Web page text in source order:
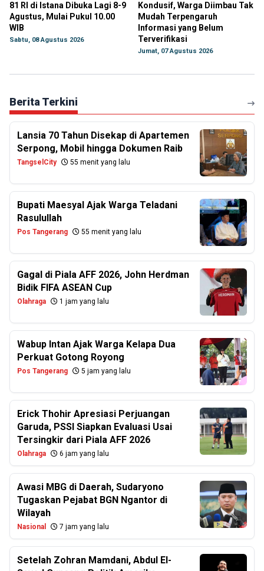
81 RI di Istana Dibuka Lagi 8-9
Agustus, Mulai Pukul 10.00
WIB
Sabtu, 08 Agustus 2026
Kondusif, Warga Diimbau Tak
Mudah Terpengaruh
Informasi yang Belum
Terverifikasi
Jumat, 07 Agustus 2026
Berita Terkini
Lansia 70 Tahun Disekap di Apartemen
Serpong, Mobil hingga Dokumen Raib
TangselCity 55 menit yang lalu
Bupati Maesyal Ajak Warga Teladani
Rasulullah
Pos Tangerang 55 menit yang lalu
Gagal di Piala AFF 2026, John Herdman
Bidik FIFA ASEAN Cup
Olahraga 1 jam yang lalu
Wabup Intan Ajak Warga Kelapa Dua
Perkuat Gotong Royong
Pos Tangerang 5 jam yang lalu
Erick Thohir Apresiasi Perjuangan
Garuda, PSSI Siapkan Evaluasi Usai
Tersingkir dari Piala AFF 2026
Olahraga 6 jam yang lalu
Awasi MBG di Daerah, Sudaryono
Tugaskan Pejabat BGN Ngantor di
Wilayah
Nasional 7 jam yang lalu
Setelah Zohran Mamdani, Abdul El-